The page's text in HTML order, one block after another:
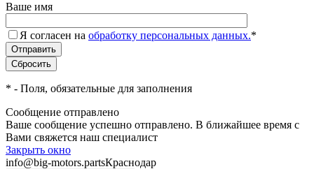
Ваше имя
Я согласен на обработку персональных данных.*
* - Поля, обязательные для заполнения
Сообщение отправлено
Ваше сообщение успешно отправлено. В ближайшее время с
Вами свяжется наш специалист
Закрыть окно
info@big-motors.partsКраснодар